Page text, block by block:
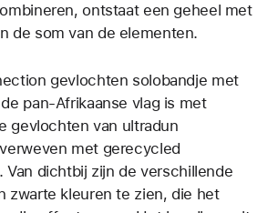
ontstaat een geheel met
de som van de elementen.
gevlochten solobandje met
pan-Afrikaanse vlag is met
gevlochten van ultradun
met gerecycled
Van dichtbij zijn de verschillende
zwarte kleuren te zien, die het